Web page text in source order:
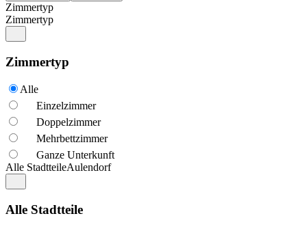
Zimmertyp
Zimmertyp
Zimmertyp
Alle
Einzelzimmer
Doppelzimmer
Mehrbettzimmer
Ganze Unterkunft
Alle StadtteileAulendorf
Alle Stadtteile